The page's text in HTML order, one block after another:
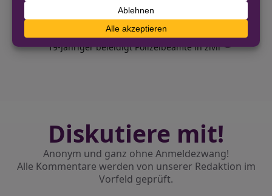
12-jähriges Mädchen in Selfkant-Saeffelen
vermisst
NÄCHSTER BEITRAG
19-Jähriger beleidigt Polizeibeamte in zivil
Diskutiere mit!
Anonym und ganz ohne Anmeldezwang!
Alle Kommentare werden von unserer Redaktion im
Vorfeld geprüft.